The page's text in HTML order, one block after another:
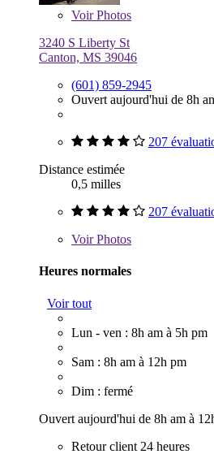
VoirPhotos
3240 S Liberty St
Canton, MS 39046
(601) 859-2945
Ouvert aujourd'hui de 8h
207
Distance estimée
0,5 milles
207
VoirPhotos
Heures normales
Voir tout
Lun - ven : 8h am à 5h pm
Sam : 8h am à 12h pm
Dim : fermé
Ouvert aujourd'hui de 8h am à
Retour client 24 heures